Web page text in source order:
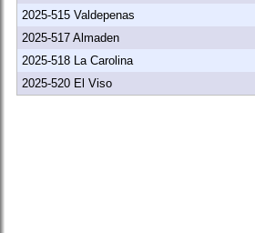
2025-515 Valdepenas
2025-517 Almaden
2025-518 La Carolina
2025-520 El Viso